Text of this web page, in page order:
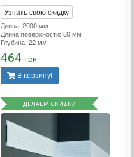
Узнать свою скидку
Длина: 2000 мм
Длина поверхности: 80 мм
Глубина: 22 мм
464 грн
В корзину!
ДЕЛАЕМ СКИДКУ